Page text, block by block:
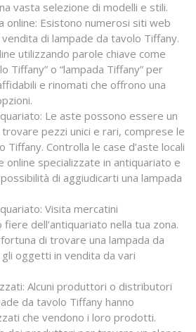
vasta selezione di modelli e stili.
online: Esistono numerosi siti web
di lampade da tavolo Tiffany.
utilizzando parole chiave come
Tiffany” o “lampada Tiffany” per
e rinomati che offrono una
Le aste possono essere un
pezzi unici e rari, comprese le
Tiffany. Controlla le case d’aste locali
online specializzate in antiquariato e
di aggiudicarti una lampada
Visita mercatini
fiere dell’antiquariato nella tua zona.
di trovare una lampada da
oggetti in vendita da vari
Alcuni produttori o distributori
da tavolo Tiffany hanno
che vendono i loro prodotti.